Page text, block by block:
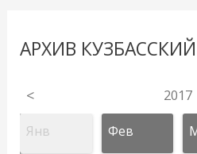
АРХИВ
< 2017
Янв Фев